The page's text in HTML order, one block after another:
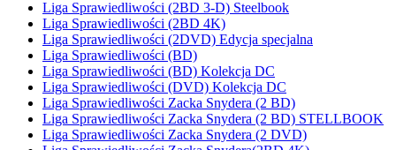
Liga Sprawiedliwości (2BD 3-D) Steelbook
Liga Sprawiedliwości (2BD 4K)
Liga Sprawiedliwości (2DVD) Edycja specjalna
Liga Sprawiedliwości (BD)
Liga Sprawiedliwości (BD) Kolekcja DC
Liga Sprawiedliwości (DVD) Kolekcja DC
Liga Sprawiedliwości Zacka Snydera (2 BD)
Liga Sprawiedliwości Zacka Snydera (2 BD) STELLBOOK
Liga Sprawiedliwości Zacka Snydera (2 DVD)